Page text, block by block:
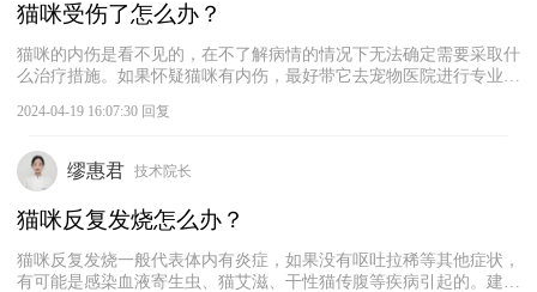
猫咪受伤了怎么办？
猫咪的内伤是看不见的，在不了解病情的情况下无法确定需要采取什
么治疗措施。如果怀疑猫咪有内伤，最好带它去宠物医院进行专业的
还可能会对猫咪的心理健康造成严重的创伤。建议及时带猫咪去宠物
时，主人需要更多地给予猫咪一些关爱，抚平猫咪的心理创伤。
2024-04-19 16:07:30 回复
缪惠君 技术院长
猫咪反复发烧怎么办？
猫咪反复发烧一般代表体内有炎症，如果没有呕吐拉稀等其他症状，
有可能是感染血液寄生虫、猫艾滋、干性猫传腹等疾病引起的。建议